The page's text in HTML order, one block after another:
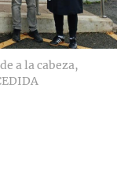
a la cabeza,